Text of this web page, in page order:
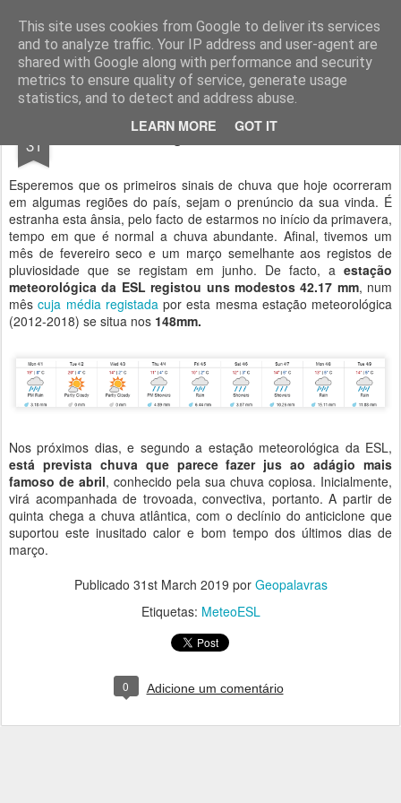
This site uses cookies from Google to deliver its services
and to analyze traffic. Your IP address and user-agent are
shared with Google along with performance and security
metrics to ensure quality of service, generate usage
statistics, and to detect and address abuse.
LEARN MORE GOT IT
Geopalavras
canal800 clique ZapCanal
31 O regresso da chuva.
Esperemos que os primeiros sinais de chuva que hoje ocorreram
em algumas regiões do país, sejam o prenúncio da sua vinda. É
estranha esta ânsia, pelo facto de estarmos no início da primavera,
tempo em que é normal a chuva abundante. Afinal, tivemos um
mês de fevereiro seco e um março semelhante aos registos de
pluviosidade que se registam em junho. De facto, a estação
meteorológica da ESL registou uns modestos 42.17 mm, num
mêscuja média registadapor esta mesma estação meteorológica
(2012-2018) se situa nos 148mm.
Nos próximos dias, e segundo a estação meteorológica da ESL,
está prevista chuva que parece fazer jus ao adágio mais
famoso de abril, conhecido pela sua chuva copiosa. Inicialmente,
virá acompanhada de trovoada, convectiva, portanto. A partir de
quinta chega a chuva atlântica, com o declínio do anticiclone que
suportou este inusitado calor e bom tempo dos últimos dias de
março.
Publicado 31st March 2019 por Geopalavras
Etiquetas: MeteoESL
0 Adicione um comentário